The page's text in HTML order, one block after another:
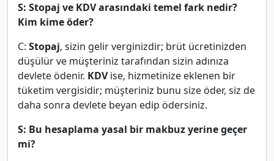
S: Stopaj ve KDV arasındaki temel fark nedir?
Kim kime öder?
C: Stopaj, sizin gelir verginizdir; brüt ücretinizden
düşülür ve müşteriniz tarafından sizin adınıza
devlete ödenir. KDVise, hizmetinize eklenen bir
tüketim vergisidir; müşteriniz bunu size öder, siz de
daha sonra devlete beyan edip ödersiniz.
S: Bu hesaplama yasal bir makbuz yerine geçer
mi?